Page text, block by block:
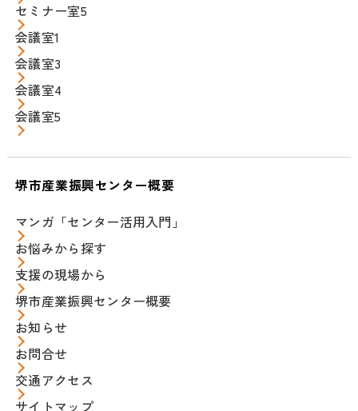
セミナー室5
会議室1
会議室3
会議室4
会議室5
堺市産業振興センター概要
マンガ「センター活用入門」
お悩みから探す
支援の現場から
堺市産業振興センター概要
お知らせ
お問合せ
交通アクセス
サイトマップ